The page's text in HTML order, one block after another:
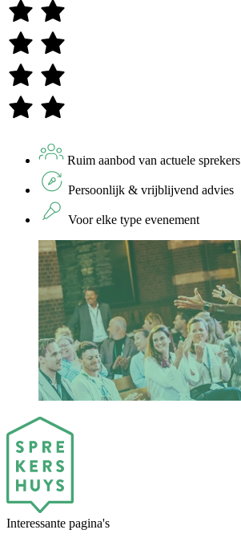
Ruim aanbod van actuele sprekers
Persoonlijk & vrijblijvend advies
Voor elke type evenement
Interessante pagina's